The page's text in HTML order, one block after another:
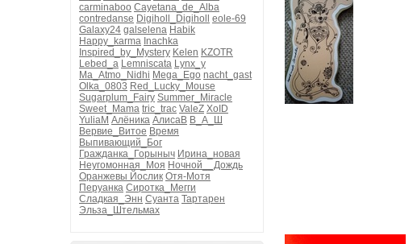
carminaboo Cayetana_de_Alba
contredanse Digiholl_Digiholl
eole-69
Galaxy24 galselena Habik
Happy_karma Inachka
Inspired_by_Mystery Kelen KZOTR
Lebed_a Lemniscata Lynx_y
Ma_Atmo_Nidhi Mega_Ego nacht_gast
Olka_0803 Red_Lucky_Mouse
Sugarplum_Fairy Summer_Miracle
Sweet_Mama tric_trac ValeZ XoID
YuliaM Алёника АлисаВ В_А_Ш
Вервие_Витое Время
Выпивающий_Бог
Гражданка_Горыныч Ирина_новая
Неугомонная_Моя Ночной__Дождь
Оранжевы Йослик Отя-Мотя
Перуанка Сиротка_Мегги
Сладкая_Энн Суанта Тартарен
Эльза_Штельмах